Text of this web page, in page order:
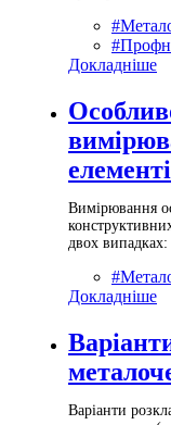
Докладніше
Вимірювання
двох випадках:
Докладніше
Варіанти